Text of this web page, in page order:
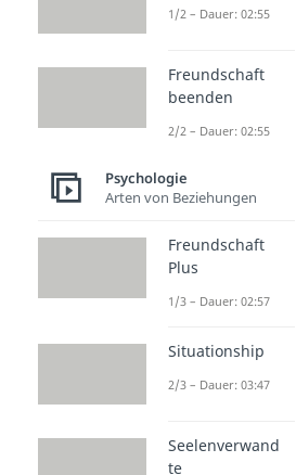
and the City“.
Mandela
Optische
Du bist fasziniert
Streiche dir dein
Dann gefällt dir
optischen
sie
1/2 – Dauer: 02:55
Freundschaft
beenden
2/2 – Dauer: 02:55
Psychologie
Arten von Beziehungen
Freundschaft
Plus
1/3 – Dauer: 02:57
Situationship
2/3 – Dauer: 03:47
Seelenverwand
te